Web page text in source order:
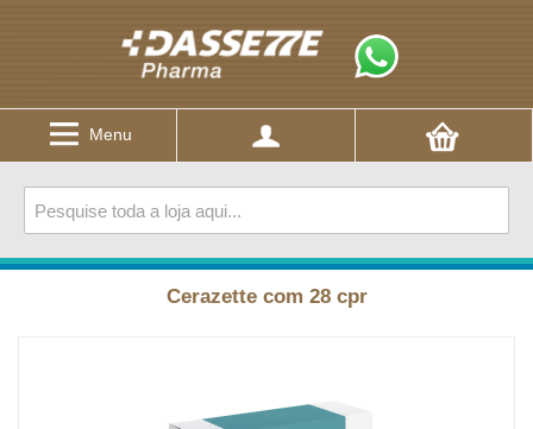
Menu
Cerazette com 28 cpr